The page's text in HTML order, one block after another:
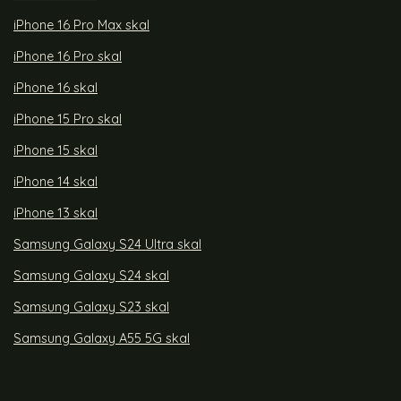
iPhone 16 Pro Max skal
iPhone 16 Pro skal
iPhone 16 skal
iPhone 15 Pro skal
iPhone 15 skal
iPhone 14 skal
iPhone 13 skal
Samsung Galaxy S24 Ultra skal
Samsung Galaxy S24 skal
Samsung Galaxy S23 skal
Samsung Galaxy A55 5G skal